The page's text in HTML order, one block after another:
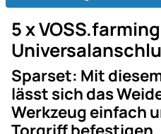
5 x
Sparset: Mit
lässt sich das
Werkzeug einfach